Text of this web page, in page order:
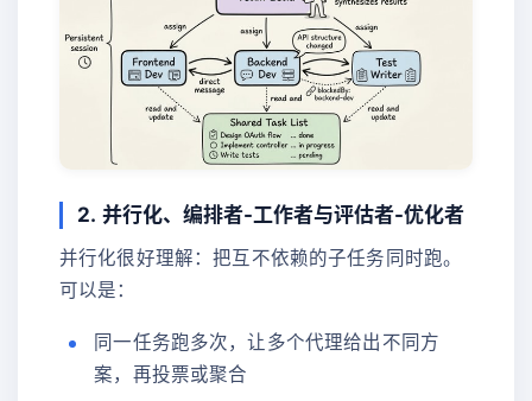
2. 并行化、编排者-工作者与评估者-优化者
并行化很好理解：把互不依赖的子任务同时跑。
可以是：
同一任务跑多次，让多个代理给出不同方
案，再投票或聚合